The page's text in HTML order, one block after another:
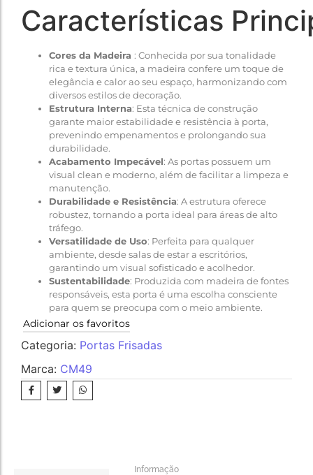
Características
Cores da Madeira : Conhecida por sua tonalidade
rica e textura única, a madeira confere um toque de
elegância e calor ao seu espaço, harmonizando com
diversos estilos de decoração.
Estrutura Interna: Esta técnica de construção
garante maior estabilidade e resistência à porta,
prevenindo empenamentos e prolongando sua
durabilidade.
Acabamento Impecável: As portas possuem um
visual clean e moderno, além de facilitar a limpeza e
manutenção.
Durabilidade e Resistência: A estrutura oferece
robustez, tornando a porta ideal para áreas de alto
tráfego.
Versatilidade de Uso: Perfeita para qualquer
ambiente, desde salas de estar a escritórios,
garantindo um visual sofisticado e acolhedor.
Sustentabilidade: Produzida com madeira de fontes
responsáveis, esta porta é uma escolha consciente
para quem se preocupa com o meio ambiente.
Adicionar os favoritos
Categoria: Portas Frisadas
Marca: CM49
Informação